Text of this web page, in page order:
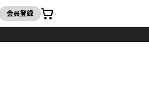
会員登録
カート